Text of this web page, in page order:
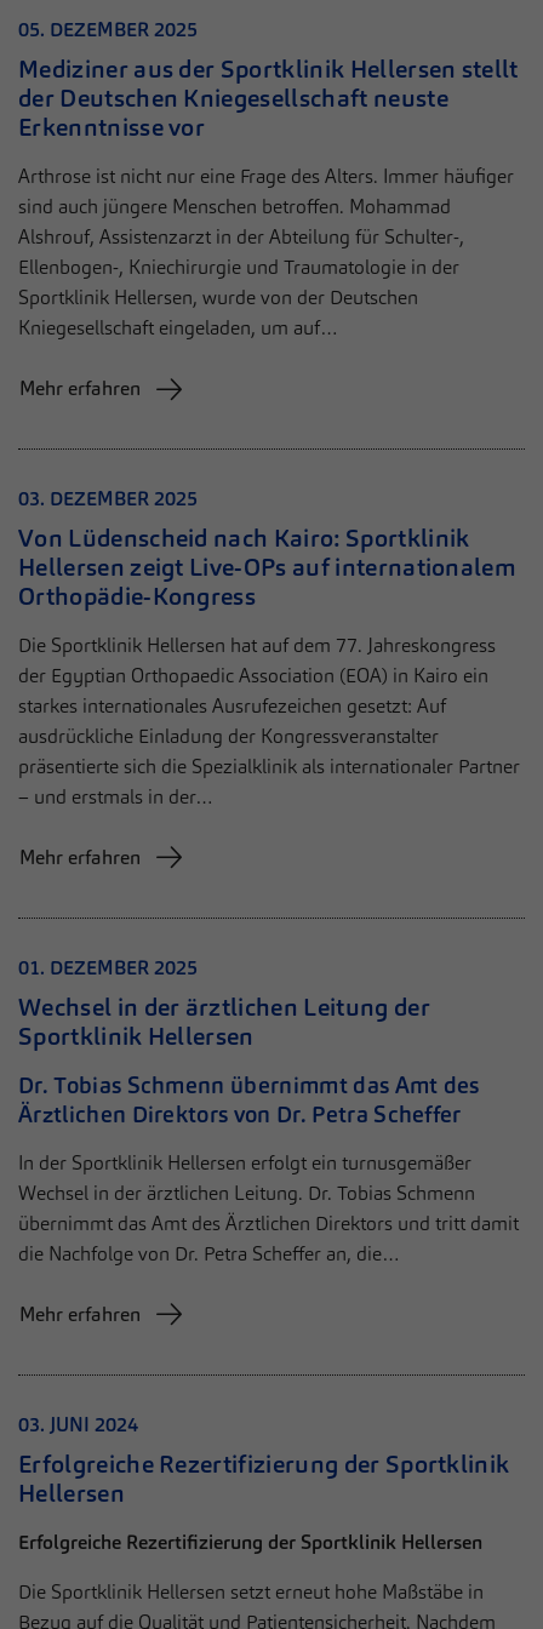
05. DEZEMBER 2025
Mediziner aus der Sportklinik Hellersen stellt
der Deutschen Kniegesellschaft neuste
Erkenntnisse vor
Arthrose ist nicht nur eine Frage des Alters. Immer häufiger
sind auch jüngere Menschen betroffen. Mohammad
Alshrouf, Assistenzarzt in der Abteilung für Schulter-,
Ellenbogen-, Kniechirurgie und Traumatologie in der
Sportklinik Hellersen, wurde von der Deutschen
Kniegesellschaft eingeladen, um auf…
Mehr erfahren
03. DEZEMBER 2025
Von Lüdenscheid nach Kairo: Sportklinik
Hellersen zeigt Live-OPs auf internationalem
Orthopädie-Kongress
Die Sportklinik Hellersen hat auf dem 77. Jahreskongress
der Egyptian Orthopaedic Association (EOA) in Kairo ein
starkes internationales Ausrufezeichen gesetzt: Auf
ausdrückliche Einladung der Kongressveranstalter
präsentierte sich die Spezialklinik als internationaler Partner
– und erstmals in der…
Mehr erfahren
01. DEZEMBER 2025
Wechsel in der ärztlichen Leitung der
Sportklinik Hellersen
Dr. Tobias Schmenn übernimmt das Amt des
Ärztlichen Direktors von Dr. Petra Scheffer
In der Sportklinik Hellersen erfolgt ein turnusgemäßer
Wechsel in der ärztlichen Leitung. Dr. Tobias Schmenn
übernimmt das Amt des Ärztlichen Direktors und tritt damit
die Nachfolge von Dr. Petra Scheffer an, die…
Mehr erfahren
03. JUNI 2024
Erfolgreiche Rezertifizierung der Sportklinik
Hellersen
Erfolgreiche Rezertifizierung der Sportklinik Hellersen
Die Sportklinik Hellersen setzt erneut hohe Maßstäbe in
Bezug auf die Qualität und Patientensicherheit. Nachdem
Zweck
Cookie von Matomo für Website-Analysen.
Erzeugt statistische Daten darüber, wie der
Besucher die Website nutzt.